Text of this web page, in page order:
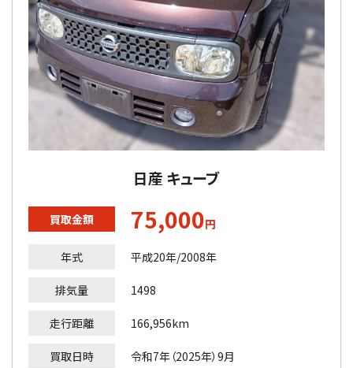
日産 キューブ
買取金額 75,000円
年式 平成20年/2008年
排気量 1498
走行距離 166,956km
買取日時 令和7年（2025年）9月